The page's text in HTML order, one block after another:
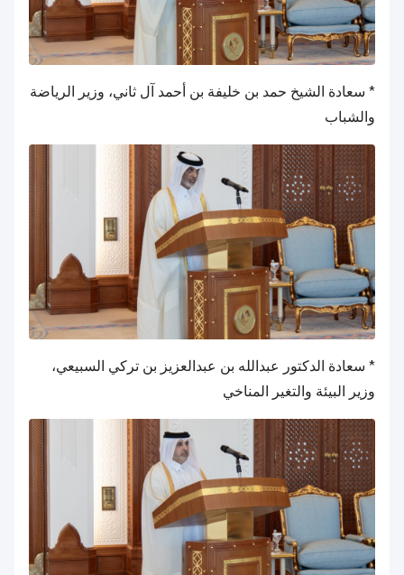
* سعادة الشيخ حمد بن خليفة بن أحمد آل ثاني، وزير الرياضة
والشباب
* سعادة الدكتور عبدالله بن عبدالعزيز بن تركي السبيعي،
وزير البيئة والتغير المناخي